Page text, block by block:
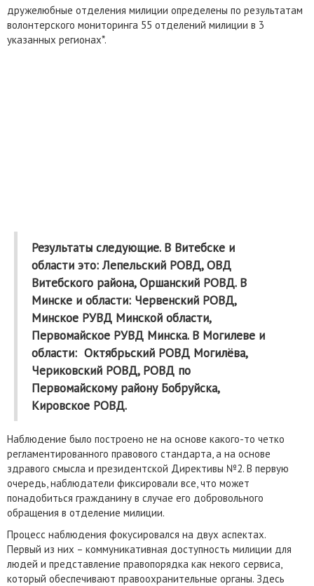
дружелюбные отделения милиции определены по результатам
волонтерского мониторинга 55 отделений милиции в 3
указанных регионах*.
Результаты следующие. В Витебске и
области это: Лепельский РОВД, ОВД
Витебского района, Оршанский РОВД. В
Минске и области: Червенский РОВД,
Минское РУВД Минской области,
Первомайское РУВД Минска. В Могилеве и
области: Октябрьский РОВД Могилёва,
Чериковский РОВД, РОВД по
Первомайскому району Бобруйска,
Кировское РОВД.
Наблюдение было построено не на основе какого-то четко
регламентированного правового стандарта, а на основе
здравого смысла и президентской Директивы №2. В первую
очередь, наблюдатели фиксировали все, что может
понадобиться гражданину в случае его добровольного
обращения в отделение милиции.
Процесс наблюдения фокусировался на двух аспектах.
Первый из них – коммуникативная доступность милиции для
людей и представление правопорядка как некого сервиса,
который обеспечивают правоохранительные органы. Здесь